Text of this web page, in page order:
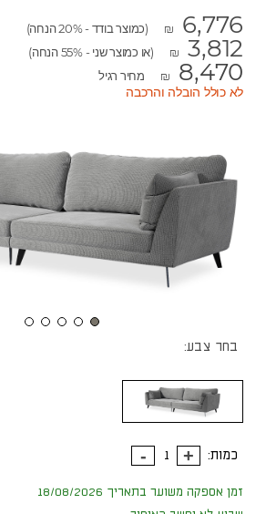
₪ 6,776 (כמוצר בודד - 20% הנחה)
₪ 3,812 (או כמוצר שני - 55% הנחה)
₪ 8,470 מחיר רגיל
לא כולל הובלה והרכבה
בחר צבע:
כמות:
זמן אספקה משוער בתאריך 18/08/2026